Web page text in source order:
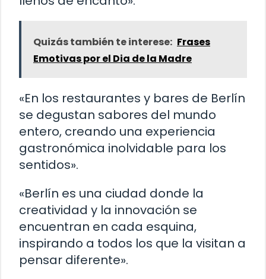
Quizás también te interese: Frases
Emotivas por el Dia de la Madre
«En los restaurantes y bares de Berlín
se degustan sabores del mundo
entero, creando una experiencia
gastronómica inolvidable para los
sentidos».
«Berlín es una ciudad donde la
creatividad y la innovación se
encuentran en cada esquina,
inspirando a todos los que la visitan a
pensar diferente».